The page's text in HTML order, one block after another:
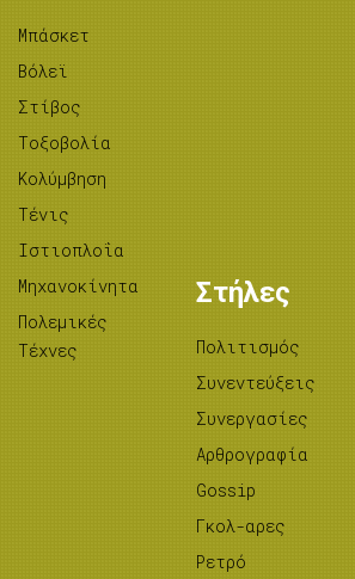
Μπάσκετ
Βόλεϊ
Στίβος
Tοξοβολία
Κολύμβηση
Τένις
Ιστιοπλοΐα
Μηχανοκίνητα
Πολεμικές
Τέχνες
Στήλες
Πολιτισμός
Συνεντεύξεις
Συνεργασίες
Αρθρογραφία
Gossip
Γκολ-αρες
Ρετρό